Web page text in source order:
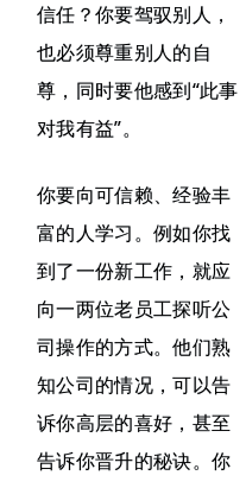
信任？你要驾驭别人，
也必须尊重别人的自
尊，同时要他感到“此事
对我有益”。
你要向可信赖、经验丰
富的人学习。例如你找
到了一份新工作，就应
向一两位老员工探听公
司操作的方式。他们熟
知公司的情况，可以告
诉你高层的喜好，甚至
告诉你晋升的秘诀。你